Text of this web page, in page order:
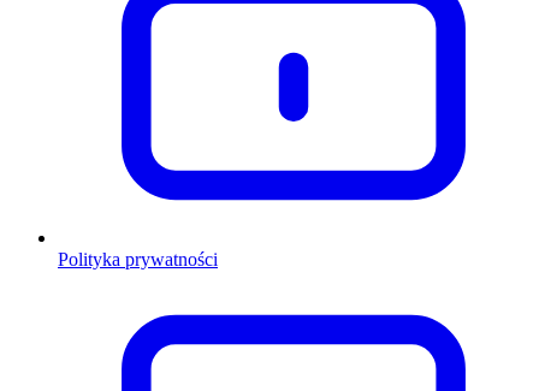
Polityka prywatności